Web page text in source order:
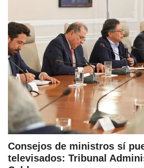
Consejos de ministros sí
televisados: Tribunal